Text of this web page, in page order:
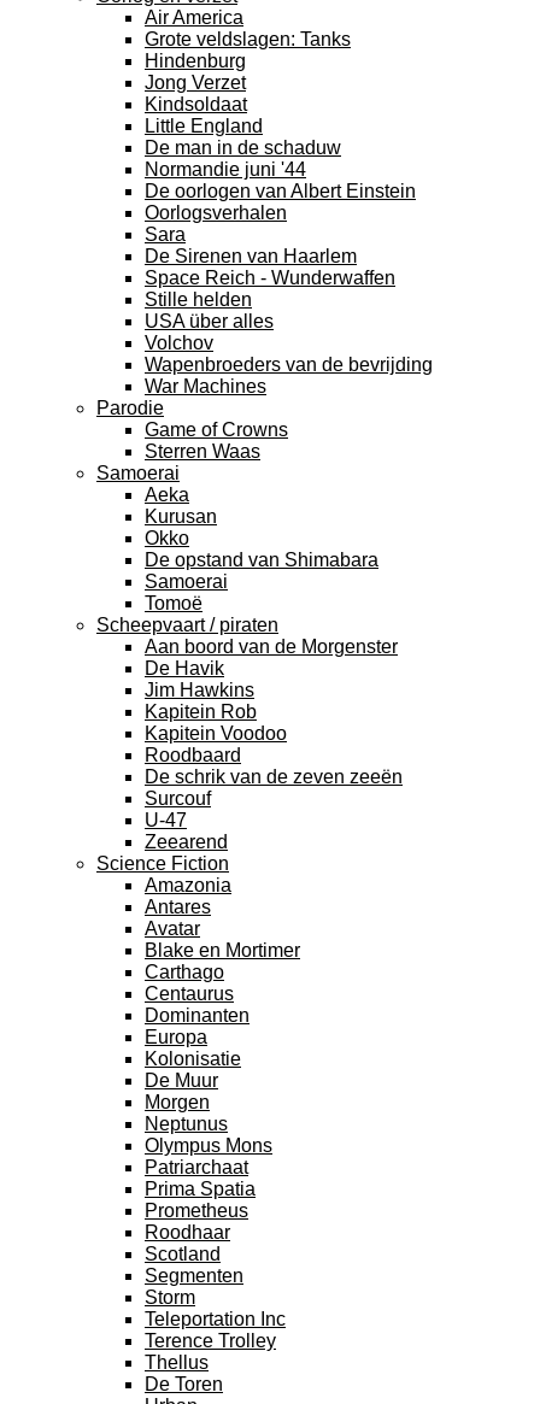
Air America
Grote veldslagen: Tanks
Hindenburg
Jong Verzet
Kindsoldaat
Little England
De man in de schaduw
Normandie juni '44
De oorlogen van Albert Einstein
Oorlogsverhalen
Sara
De Sirenen van Haarlem
Space Reich - Wunderwaffen
Stille helden
USA über alles
Volchov
Wapenbroeders van de bevrijding
War Machines
Parodie
Game of Crowns
Sterren Waas
Samoerai
Aeka
Kurusan
Okko
De opstand van Shimabara
Samoerai
Tomoë
Scheepvaart / piraten
Aan boord van de Morgenster
De Havik
Jim Hawkins
Kapitein Rob
Kapitein Voodoo
Roodbaard
De schrik van de zeven zeeën
Surcouf
U-47
Zeearend
Science Fiction
Amazonia
Antares
Avatar
Blake en Mortimer
Carthago
Centaurus
Dominanten
Europa
Kolonisatie
De Muur
Morgen
Neptunus
Olympus Mons
Patriarchaat
Prima Spatia
Prometheus
Roodhaar
Scotland
Segmenten
Storm
Teleportation Inc
Terence Trolley
Thellus
De Toren